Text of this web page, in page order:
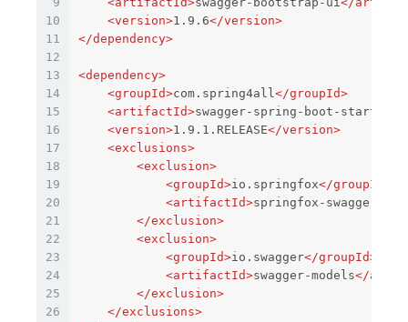
10
11
12
13
14
15
16
17
18
19
20
21
22
23
24
25
26
<version>1.9.6</version>
</dependency>
<dependency>
<groupId>com.spring4all</groupId>
<artifactId>swagger-spring-boot-starter
<version>1.9.1.RELEASE</version>
<exclusions>
<exclusion>
<groupId>io.springfox</groupId>
<artifactId>springfox-swagger-ui
</exclusion>
<exclusion>
<groupId>io.swagger</groupId>
<artifactId>swagger-models</
</exclusion>
</exclusions>